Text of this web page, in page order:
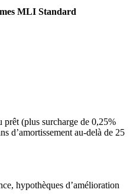
MLI Standard
prêt (plus surcharge de 0,25%
d’amortissement au-delà de 25
hypothèques d’amélioration